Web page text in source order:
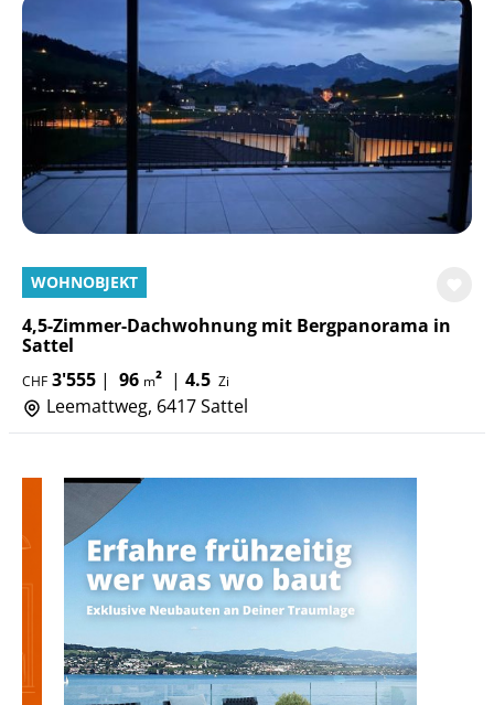
WOHNOBJEKT
4,5-Zimmer-Dachwohnung mit Bergpanorama in
Sattel
CHF 3'555 | 96 m² | 4.5 Zi
Leemattweg, 6417 Sattel